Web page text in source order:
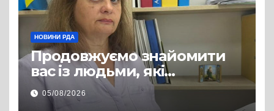
НОВИНИ РДА
Продовжуємо знайомити
вас із людьми, які
допомагають нашим
захисникам і захисницям
05/08/2026